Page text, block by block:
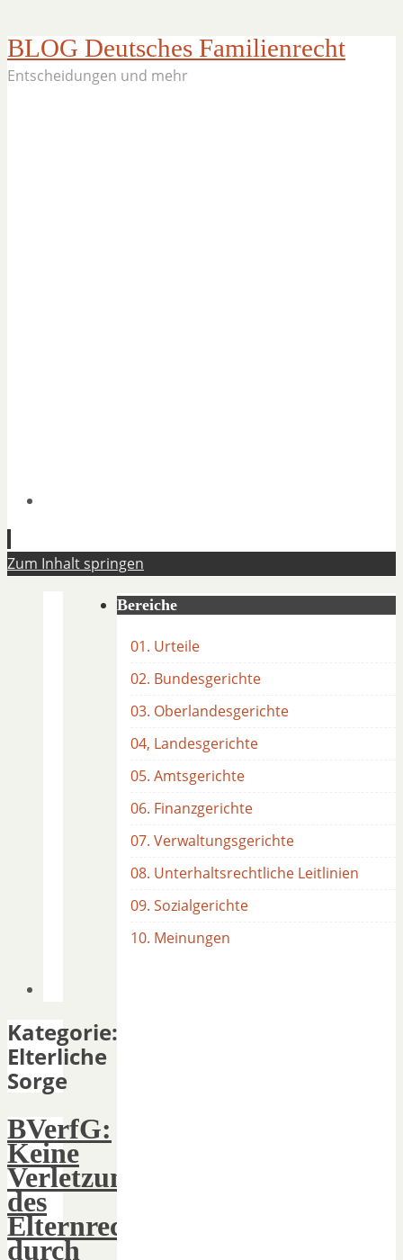
BLOG Deutsches Familienrecht
Entscheidungen und mehr
Zum Inhalt springen
Kategorie:
Elterliche
Sorge
BVerfG:
Keine
Verletzung
des
Elternrechts
durch
Bereiche
01. Urteile
02. Bundesgerichte
03. Oberlandesgerichte
04, Landesgerichte
05. Amtsgerichte
06. Finanzgerichte
07. Verwaltungsgerichte
08. Unterhaltsrechtliche Leitlinien
09. Sozialgerichte
10. Meinungen